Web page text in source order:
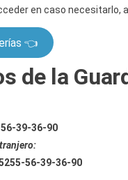
en caso necesitarlo,
👈
de la
39-36-90
56-39-36-90